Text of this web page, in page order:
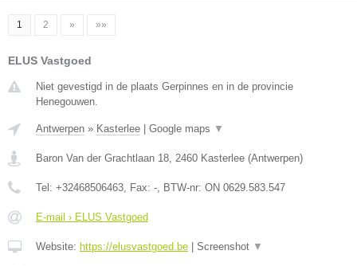
1 2 » »»
ELUS Vastgoed
Niet gevestigd in de plaats Gerpinnes en in de provincie
Henegouwen.
Antwerpen » Kasterlee Google maps ▼
Baron Van der Grachtlaan 18, 2460 Kasterlee (Antwerpen)
Tel: +32468506463, Fax: -, BTW-nr: ON 0629.583.547
E-mail › ELUS Vastgoed
Website: https://elusvastgoed.be Screenshot ▼